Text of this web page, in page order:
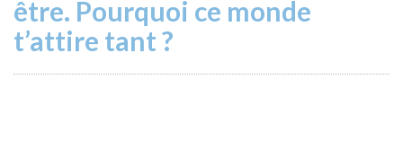
être. Pourquoi ce monde
t’attire tant ?